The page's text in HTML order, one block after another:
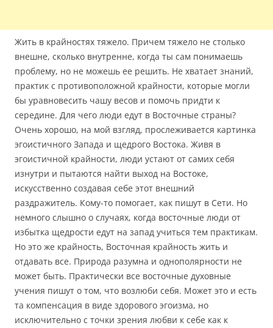
Жить в крайностях тяжело. Причем тяжело не столько
внешне, сколько внутренне, когда ты сам понимаешь
проблему, но не можешь ее решить. Не хватает знаний,
практик с противоположной крайности, которые могли
бы уравновесить чашу весов и помочь придти к
середине. Для чего люди едут в Восточные страны?
Очень хорошо, на мой взгляд, прослеживается картинка
эгоистичного Запада и щедрого Востока. Живя в
эгоистичной крайности, люди устают от самих себя
изнутри и пытаются найти выход на Востоке,
искусственно создавая себе этот внешний
раздражитель. Кому-то помогает, как пишут в Сети. Но
немного слышно о случаях, когда восточные люди от
избытка щедрости едут на запад учиться тем практикам.
Но это же крайность, Восточная крайность жить и
отдавать все. Природа разумна и однополярности не
может быть. Практически все восточные духовные
учения пишут о том, что возлюби себя. Может это и есть
та компенсация в виде здорового эгоизма, но
исключительно с точки зрения любви к себе как к